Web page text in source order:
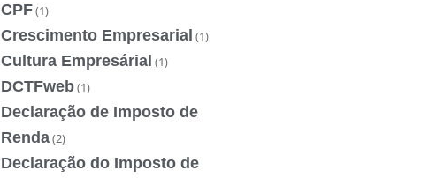
CPF(1)
Crescimento Empresarial (1)
Cultura Empresárial (1)
DCTFweb(1)
Declaração de Imposto de
Renda(2)
Declaração do Imposto de